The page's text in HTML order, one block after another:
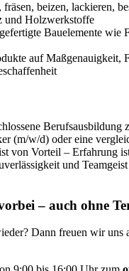
fräsen, beizen, lackieren,
und Holzwerkstoffe
Bauelemente wie
auf Maßgenauigkeit,
Berufsausbildung
(m/w/d) oder eine
von Vorteil – Erfahrung
und
– auch ohne
Dann freuen wir uns